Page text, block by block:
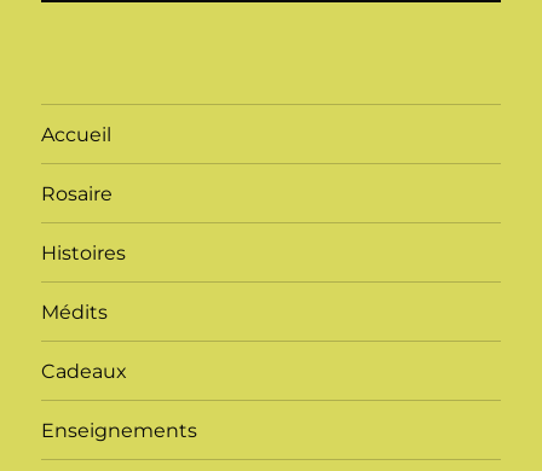
Accueil
Rosaire
Histoires
Médits
Cadeaux
Enseignements